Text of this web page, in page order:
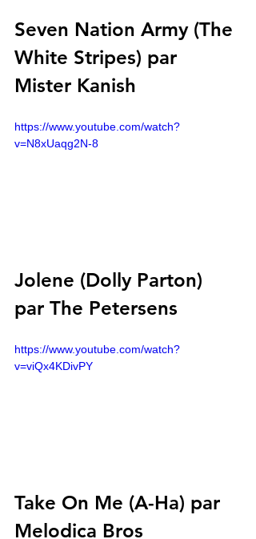
Seven Nation Army (The
White Stripes) par
Mister Kanish
https://www.youtube.com/watch?
v=N8xUaqg2N-8
Jolene (Dolly Parton)
par The Petersens
https://www.youtube.com/watch?
v=viQx4KDivPY
Take On Me (A-Ha) par
Melodica Bros